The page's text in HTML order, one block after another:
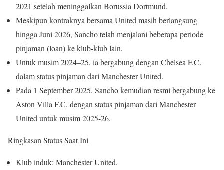
2021 setelah meninggalkan Borussia Dortmund.
Meskipun kontraknya bersama United masih berlangsung
hingga Juni 2026, Sancho telah menjalani beberapa periode
pinjaman (loan) ke klub-klub lain.
Untuk musim 2024–25, ia bergabung dengan Chelsea F.C.
dalam status pinjaman dari Manchester United.
Pada 1 September 2025, Sancho kemudian resmi bergabung ke
Aston Villa F.C. dengan status pinjaman dari Manchester
United untuk musim 2025-26.
Ringkasan Status Saat Ini
Klub induk: Manchester United.